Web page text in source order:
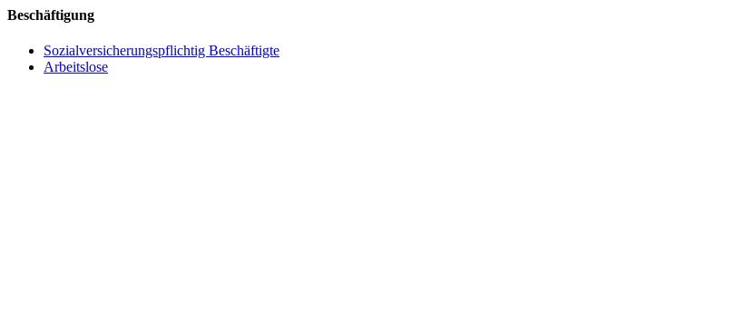
Beschäftigung
Sozialversicherungspflichtig Beschäftigte
Arbeitslose